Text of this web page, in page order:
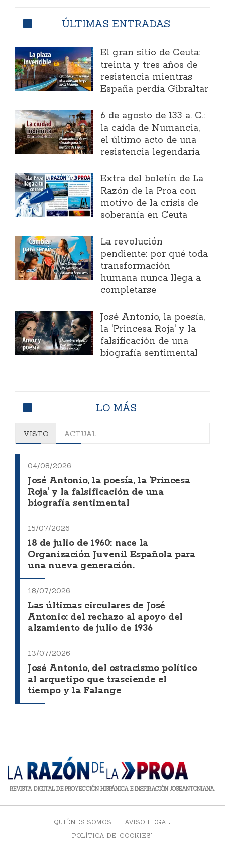
ÚLTIMAS ENTRADAS
El gran sitio de Ceuta:
treinta y tres años de
resistencia mientras
España perdía Gibraltar
6 de agosto de 133 a. C.:
la caída de Numancia,
el último acto de una
resistencia legendaria
Extra del boletín de La
Razón de la Proa con
motivo de la crisis de
soberanía en Ceuta
La revolución
pendiente: por qué toda
transformación
humana nunca llega a
completarse
José Antonio, la poesía,
la 'Princesa Roja' y la
falsificación de una
biografía sentimental
LO MÁS
VISTO ACTUAL
04/08/2026
José Antonio, la poesía, la 'Princesa
Roja' y la falsificación de una
biografía sentimental
15/07/2026
18 de julio de 1960: nace la
Organización Juvenil Española para
una nueva generación.
18/07/2026
Las últimas circulares de José
Antonio: del rechazo al apoyo del
alzamiento de julio de 1936
13/07/2026
José Antonio, del ostracismo político
al arquetipo que trasciende el
tiempo y la Falange
REVISTA DIGITAL DE PROYECCIÓN HISPÁNICA E INSPIRACIÓN JOSEANTONIANA.
QUIÉNES SOMOS
AVISO LEGAL
POLÍTICA DE 'COOKIES'